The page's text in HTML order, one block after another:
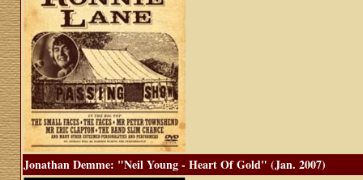
Jonathan Demme: "Neil Young - Heart Of Gold" (Jan. 2007)